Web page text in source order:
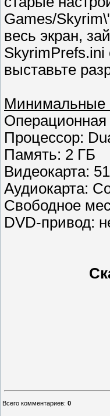
Games/
весь экран,
SkyrimPrefs.ini
выставьте
Минимальные
Операционная
Процессор:
Память: 2 ГБ
Видеокарта:
Аудиокарта:
Свободное
DVD-привод:
Всего комментариев: 0